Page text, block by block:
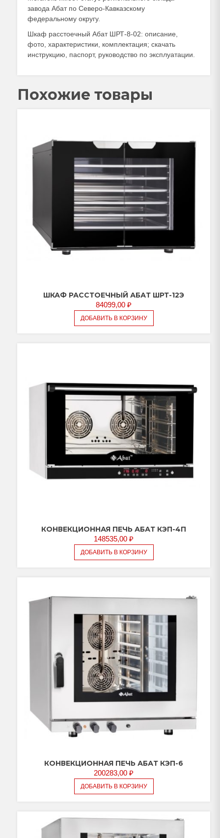
завода Абат по Северо-Кавказскому
федеральному округу.
Шкаф расстоечный Абат ШРТ-8-02: описание,
фото, характеристики, комплектация; скачать
инструкцию, паспорт, руководство по эксплуатации.
Похожие товары
ШКАФ РАССТОЕЧНЫЙ АБАТ ШРТ-12Э
84099,00 ₽
ДОБАВИТЬ В КОРЗИНУ
КОНВЕКЦИОННАЯ ПЕЧЬ АБАТ КЭП-4П
148535,00 ₽
ДОБАВИТЬ В КОРЗИНУ
КОНВЕКЦИОННАЯ ПЕЧЬ АБАТ КЭП-6
200283,00 ₽
ДОБАВИТЬ В КОРЗИНУ